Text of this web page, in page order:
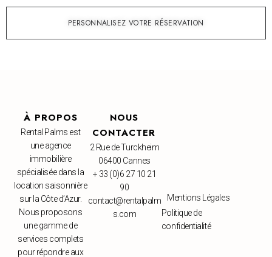
PERSONNALISEZ VOTRE RÉSERVATION
À PROPOS
Rental Palms est
une agence
immobilière
spécialisée dans la
location saisonnière
sur la Côte d’Azur.
Nous proposons
une gamme de
services complets
pour répondre aux
NOUS
CONTACTER
2 Rue de Turckheim
06400 Cannes
+ 33 (0)6 27 10 21
90
contact@rentalpalm
s.com
Mentions Légales
Politique de
confidentialité